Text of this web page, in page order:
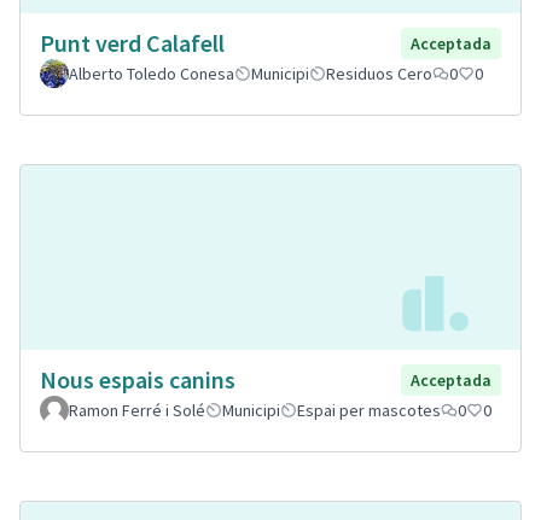
Punt verd Calafell
Acceptada
Alberto Toledo Conesa
Municipi Residuos Cero 0 0
Nous espais canins
Acceptada
Ramon Ferré i Solé
Municipi Espai per mascotes 0 0